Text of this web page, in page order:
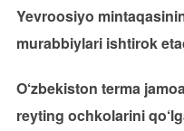
Yevroosiyo
murabbiylari ishtirok
O‘zbekiston terma
reyting ochkolarini